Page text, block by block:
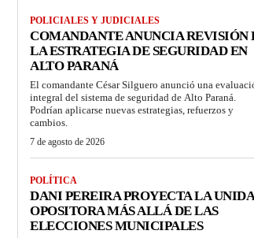
POLICIALES Y JUDICIALES
COMANDANTE ANUNCIA REVISIÓN
LA ESTRATEGIA DE SEGURIDAD EN
ALTO PARANÁ
El comandante César Silguero anunció una
integral del sistema de seguridad de Alto Paraná.
Podrían aplicarse nuevas estrategias, refuerzos y
cambios.
7 de agosto de 2026
POLÍTICA
DANI PEREIRA PROYECTA LA
OPOSITORA MÁS ALLÁ DE LAS
ELECCIONES MUNICIPALES